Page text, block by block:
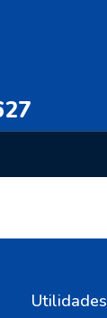
Utilidades